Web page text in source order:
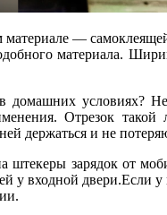
материале —
материала.
условиях?
Отрезок
держаться и не
штекеры зарядок от
у входной двери.Если